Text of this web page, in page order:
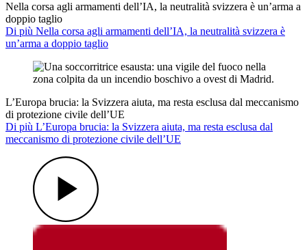
Nella corsa agli armamenti dell’IA, la neutralità svizzera è un’arma a
doppio taglio
Di più Nella corsa agli armamenti dell’IA, la neutralità svizzera è
un’arma a doppio taglio
L’Europa brucia: la Svizzera aiuta, ma resta esclusa dal meccanismo
di protezione civile dell’UE
Di più L’Europa brucia: la Svizzera aiuta, ma resta esclusa dal
meccanismo di protezione civile dell’UE